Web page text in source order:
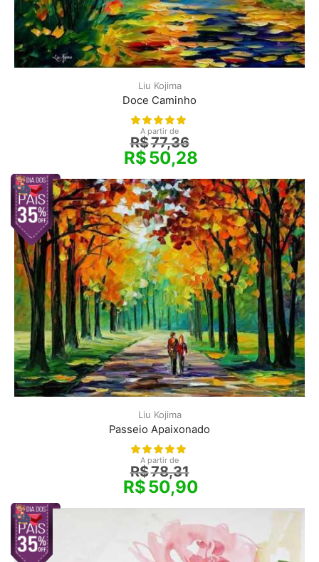
Liu Kojima
Doce Caminho
A partir de
R$77,36
R$50,28
Liu Kojima
Passeio Apaixonado
A partir de
R$78,31
R$50,90